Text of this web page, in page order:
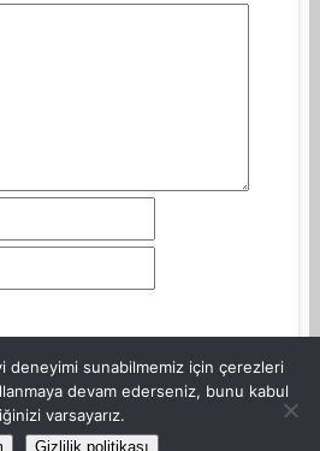
2007. Her hakkı saklıdır.
deneyimi sunabilmemiz için çerezleri
devam ederseniz, bunu kabul
varsayarız.
Gizlilik politikası